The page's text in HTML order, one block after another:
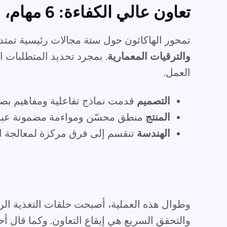
تعاون عالي الكفاءة: 6 مهام، 15 متطلبًا، 140 نموذجًا
تمحور الهاكاثون حول ستة مجالات رئيسية
والترقيات المعمارية. بمجرد تحديد
العمل.
التصميم قدمت نماذج تفاعلية ومفاهيم
المنتج منطق محسّن ومواءمة مضمونة
الهندسة تنقسم إلى فرق مركزة لمعالجة
وطوال هذه العملية، أصبحت حلقات التغذية
والتحقق السريع هي إيقاع التعاون. وكما قال